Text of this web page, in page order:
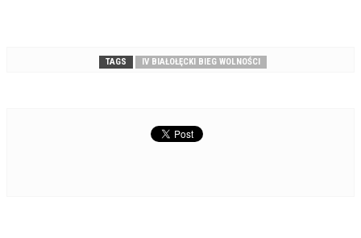
TAGS IV BIAŁOŁĘCKI BIEG WOLNOŚCI